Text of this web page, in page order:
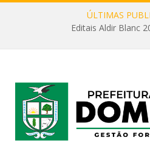
ÚLTIMAS
Editais Aldir Blanc